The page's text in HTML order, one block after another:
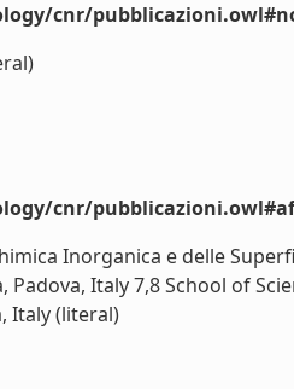
cnr/
cnr/
Inorganica e delle
Padova, Italy 7,8 School of
Italy (literal)